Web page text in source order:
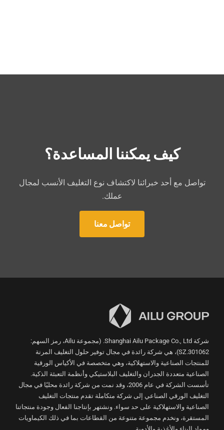
كيف يمكننا المساعدة؟
تواصل مع أحد خبرائنا لاكتشاف نوع التغليف الأنسب لمجال
عملك.
تواصل معنا
شركة Shanghai Ailu Package Co., Ltd. (مجموعة Ailu، رمز السهم:
301062.SZ)، هي شركة رائدة في مجال توفير حلول التغليف المرنة
للمنتجات الصناعية والاستهلاكية، وهي متخصصة في الأكياس الورقية
الصناعية متعددة الجدران والتغليف البلاستيكي وأنظمة التعبئة الذكية.
تأسست الشركة في عام 2006، وقد نمت من شركة رائدة محليًا في مجال
التغليف الورقي الصناعي إلى شركة متكاملة تقدم منتجات التغليف
الصناعية والاستهلاكية على حد سواء. ونشتهر بإنتاجنا الفعال وجودة منتجاتنا
المستقرة، ونخدم مجموعة متنوعة من القطاعات بما في ذلك الكيماويات